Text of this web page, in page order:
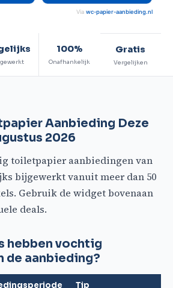
Via wc-papier-aanbieding.nl
100%
Onafhankelijk
Gratis
Vergelijken
Aanbieding Deze
2026
toiletpapier aanbiedingen van
bijgewerkt vanuit meer dan 50
Gebruik de widget bovenaan
deals.
hebben vochtig
aanbieding?
Tip